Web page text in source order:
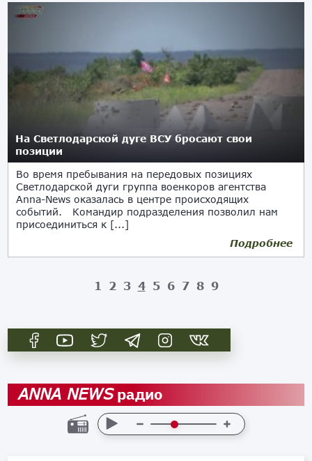
На Светлодарской дуге ВСУ бросают свои
позиции
Во время пребывания на передовых позициях
Светлодарской дуги группа военкоров агентства
Anna-News оказалась в центре происходящих
событий. Командир подразделения позволил нам
присоединиться к [...]
Подробнее
1 2 3 4 5 6 7 8 9
ANNA NEWSрадио